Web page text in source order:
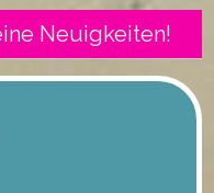
Neuigkeiten!